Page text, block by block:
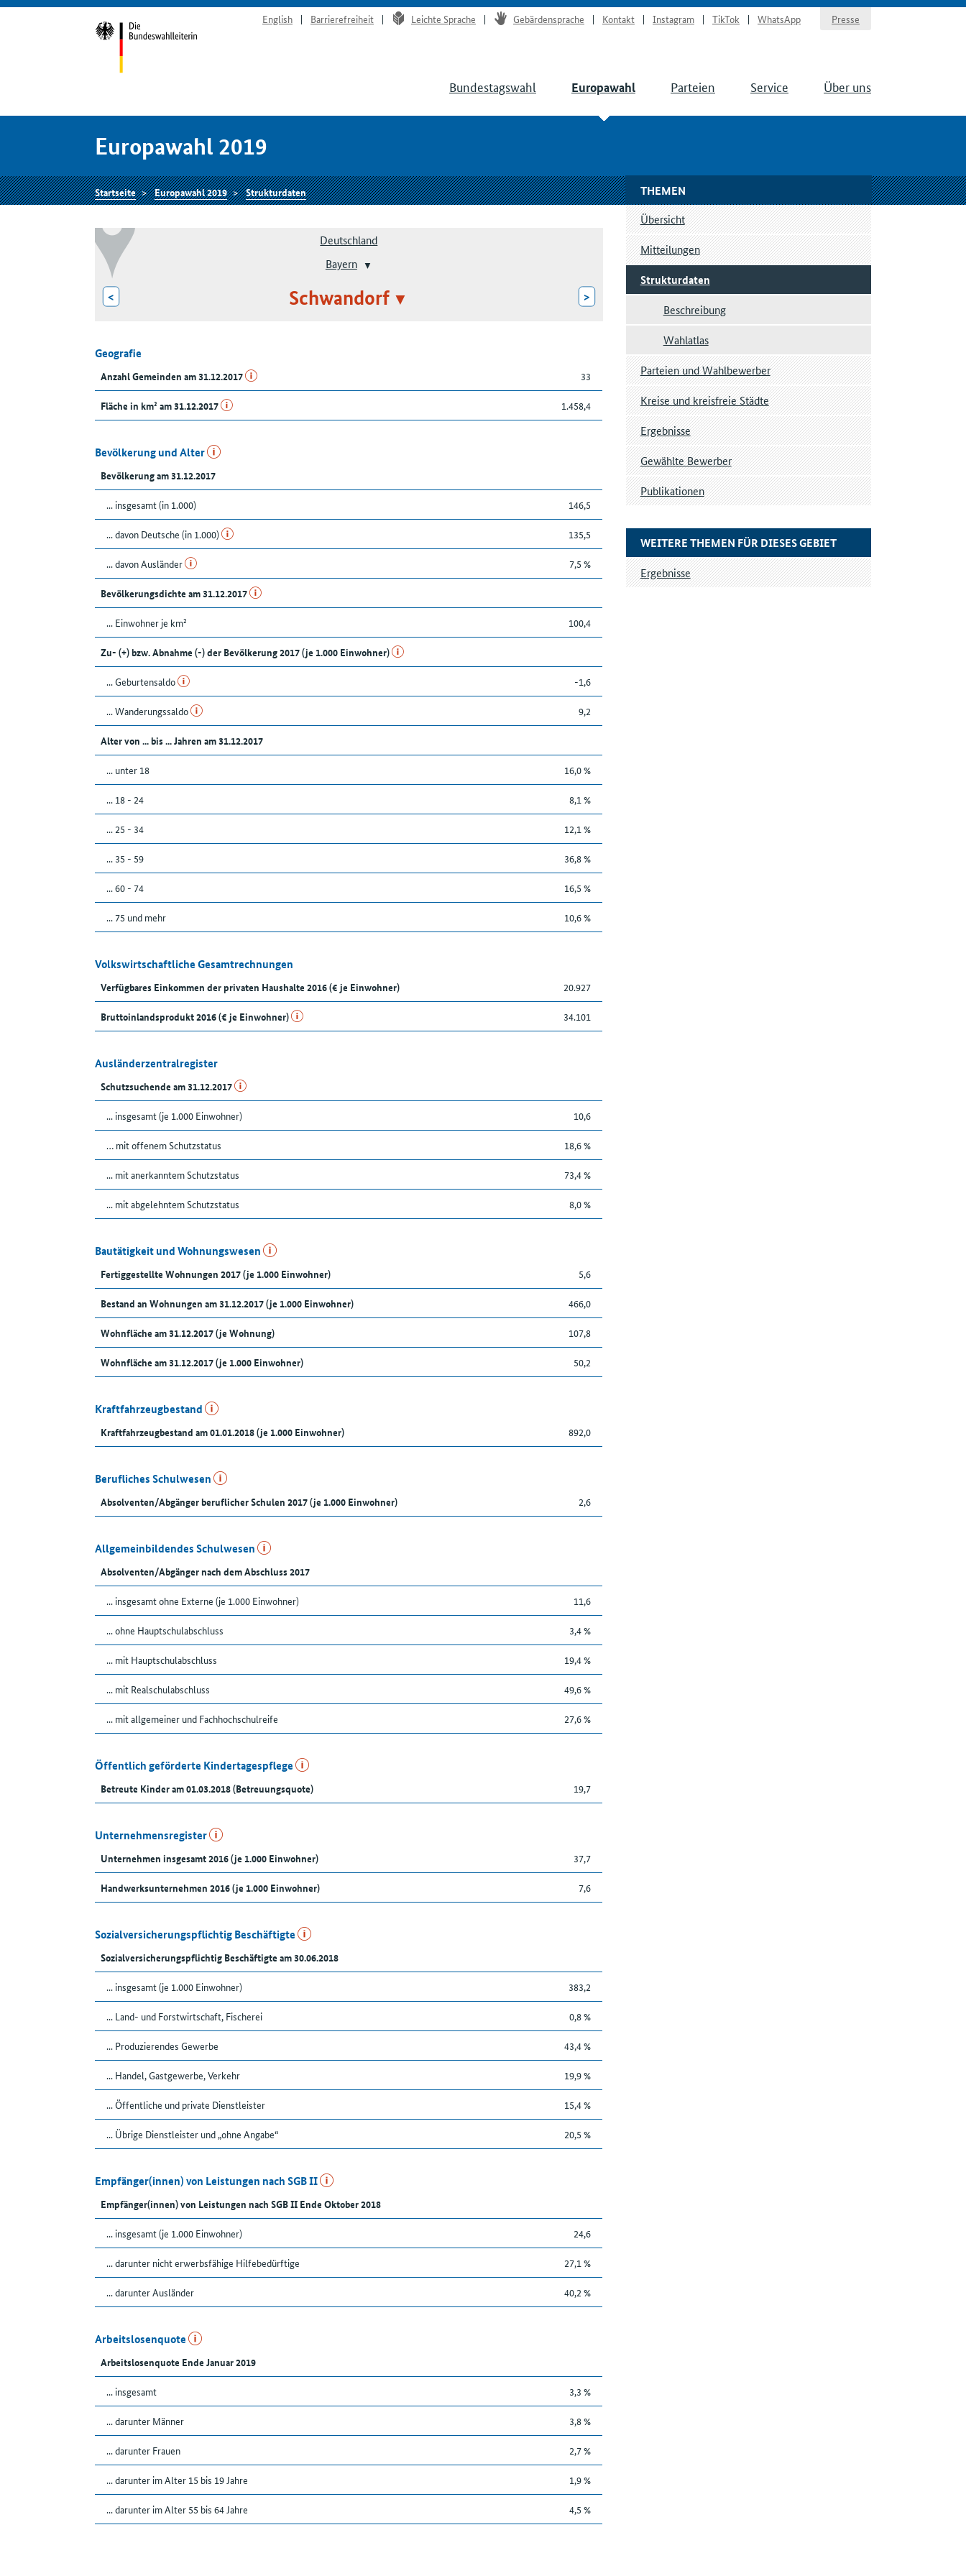
English Barrierefreiheit Leichte Sprache Gebärdensprache Kontakt Instagram TikTok WhatsApp Presse
Bundestagswahl Europawahl Parteien Service Über uns
Europawahl 2019
Startseite Europawahl 2019 Strukturdaten
Deutschland
Bayern
< Schwandorf >
Geografie
Anzahl Gemeinden am 31.12.2017 33
Fläche in km² am 31.12.2017 1.458,4
Bevölkerung und Alter
Bevölkerung am 31.12.2017
... insgesamt (in 1.000) 146,5
... davon Deutsche (in 1.000) 135,5
... davon Ausländer 7,5 %
Bevölkerungsdichte am 31.12.2017
... Einwohner je km² 100,4
Zu- (+) bzw. Abnahme (-) der Bevölkerung 2017 (je 1.000 Einwohner)
... Geburtensaldo -1,6
... Wanderungssaldo 9,2
Alter von ... bis ... Jahren am 31.12.2017
... unter 18 16,0 %
... 18 - 24 8,1 %
... 25 - 34 12,1 %
... 35 - 59 36,8 %
... 60 - 74 16,5 %
... 75 und mehr 10,6 %
Volkswirtschaftliche Gesamtrechnungen
Verfügbares Einkommen der privaten Haushalte 2016 (€ je Einwohner) 20.927
Bruttoinlandsprodukt 2016 (€ je Einwohner) 34.101
Ausländerzentralregister
Schutzsuchende am 31.12.2017
... insgesamt (je 1.000 Einwohner) 10,6
… mit offenem Schutzstatus 18,6 %
... mit anerkanntem Schutzstatus 73,4 %
... mit abgelehntem Schutzstatus 8,0 %
Bautätigkeit und Wohnungswesen
Fertiggestellte Wohnungen 2017 (je 1.000 Einwohner) 5,6
Bestand an Wohnungen am 31.12.2017 (je 1.000 Einwohner) 466,0
Wohnfläche am 31.12.2017 (je Wohnung) 107,8
Wohnfläche am 31.12.2017 (je 1.000 Einwohner) 50,2
Kraftfahrzeugbestand
Kraftfahrzeugbestand am 01.01.2018 (je 1.000 Einwohner) 892,0
Berufliches Schulwesen
Absolventen/Abgänger beruflicher Schulen 2017 (je 1.000 Einwohner) 2,6
Allgemeinbildendes Schulwesen
Absolventen/Abgänger nach dem Abschluss 2017
... insgesamt ohne Externe (je 1.000 Einwohner) 11,6
... ohne Hauptschulabschluss 3,4 %
... mit Hauptschulabschluss 19,4 %
... mit Realschulabschluss 49,6 %
... mit allgemeiner und Fachhochschulreife 27,6 %
Öffentlich geförderte Kindertagespflege
Betreute Kinder am 01.03.2018 (Betreuungsquote) 19,7
Unternehmensregister
Unternehmen insgesamt 2016 (je 1.000 Einwohner) 37,7
Handwerksunternehmen 2016 (je 1.000 Einwohner) 7,6
Sozialversicherungspflichtig Beschäftigte
Sozialversicherungspflichtig Beschäftigte am 30.06.2018
... insgesamt (je 1.000 Einwohner) 383,2
... Land- und Forstwirtschaft, Fischerei 0,8 %
... Produzierendes Gewerbe 43,4 %
... Handel, Gastgewerbe, Verkehr 19,9 %
... Öffentliche und private Dienstleister 15,4 %
... Übrige Dienstleister und „ohne Angabe“ 20,5 %
Empfänger(innen) von Leistungen nach SGB II
Empfänger(innen) von Leistungen nach SGB II Ende Oktober 2018
... insgesamt (je 1.000 Einwohner) 24,6
... darunter nicht erwerbsfähige Hilfebedürftige 27,1 %
... darunter Ausländer 40,2 %
Arbeitslosenquote
Arbeitslosenquote Ende Januar 2019
... insgesamt 3,3 %
... darunter Männer 3,8 %
... darunter Frauen 2,7 %
... darunter im Alter 15 bis 19 Jahre 1,9 %
... darunter im Alter 55 bis 64 Jahre 4,5 %
THEMEN
Übersicht
Mitteilungen
Strukturdaten
Beschreibung
Wahlatlas
Parteien und Wahlbewerber
Kreise und kreisfreie Städte
Ergebnisse
Gewählte Bewerber
Publikationen
WEITERE THEMEN FÜR DIESES GEBIET
Ergebnisse